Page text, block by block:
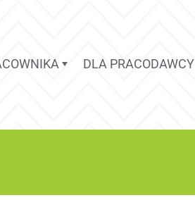
DLA PRACODAWCY